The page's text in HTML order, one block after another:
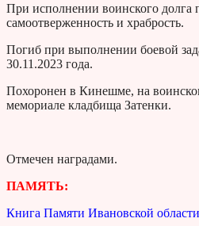
При исполнении воинского долга
самоотверженность и храбрость.
Погиб при выполнении боевой
30.11.2023 года.
Похоронен в Кинешме, на
мемориале кладбища Затенки.
Отмечен наградами.
ПАМЯТЬ:
Книга Памяти Ивановской